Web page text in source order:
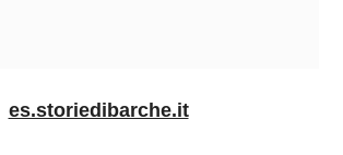
es.storiedibarche.it